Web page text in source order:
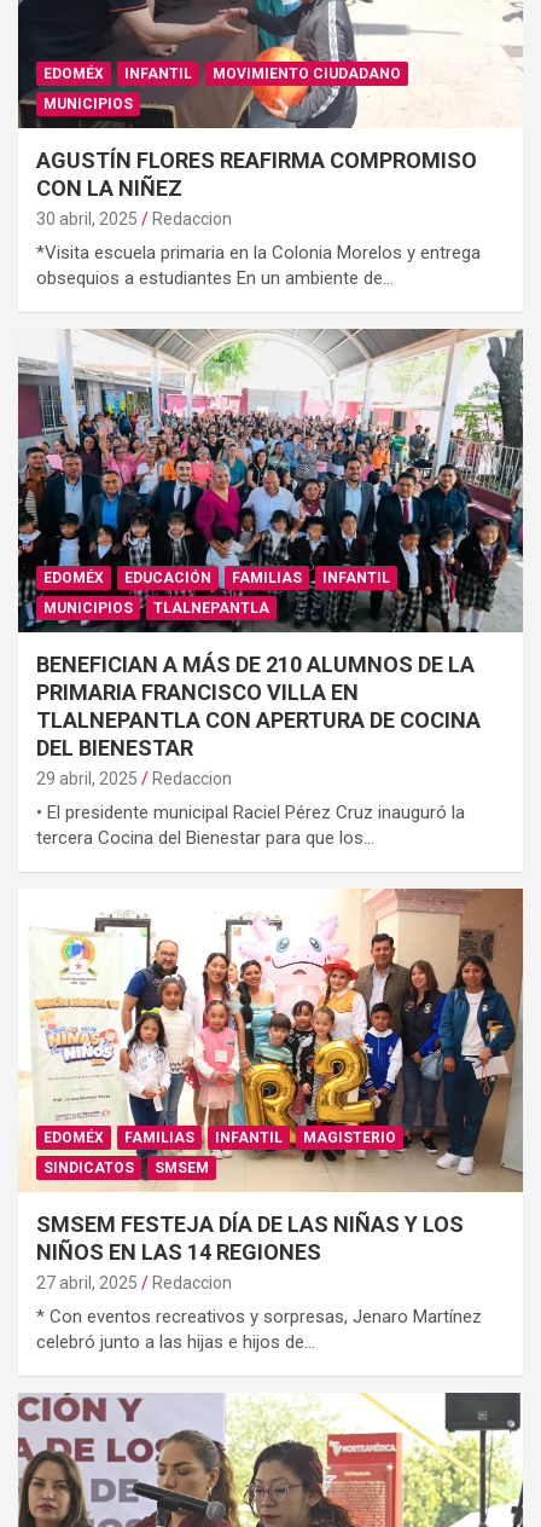
EDOMÉX INFANTIL
MOVIMIENTO CIUDADANO
MUNICIPIOS
AGUSTÍN FLORES REAFIRMA COMPROMISO
CON LA NIÑEZ
30 abril, 2025 Redaccion
*Visita escuela primaria en la Colonia Morelos y entrega
obsequios a estudiantes En un ambiente de…
EDOMÉX EDUCACIÓN FAMILIAS
INFANTIL
MUNICIPIOS
TLALNEPANTLA
BENEFICIAN A MÁS DE 210 ALUMNOS DE LA
PRIMARIA FRANCISCO VILLA EN
TLALNEPANTLA CON APERTURA DE COCINA
DEL BIENESTAR
29 abril, 2025 Redaccion
• El presidente municipal Raciel Pérez Cruz inauguró la
tercera Cocina del Bienestar para que los…
EDOMÉX FAMILIAS INFANTIL
MAGISTERIO
SINDICATOS
SMSEM
SMSEM FESTEJA DÍA DE LAS NIÑAS Y LOS
NIÑOS EN LAS 14 REGIONES
27 abril, 2025 Redaccion
* Con eventos recreativos y sorpresas, Jenaro Martínez
celebró junto a las hijas e hijos de…